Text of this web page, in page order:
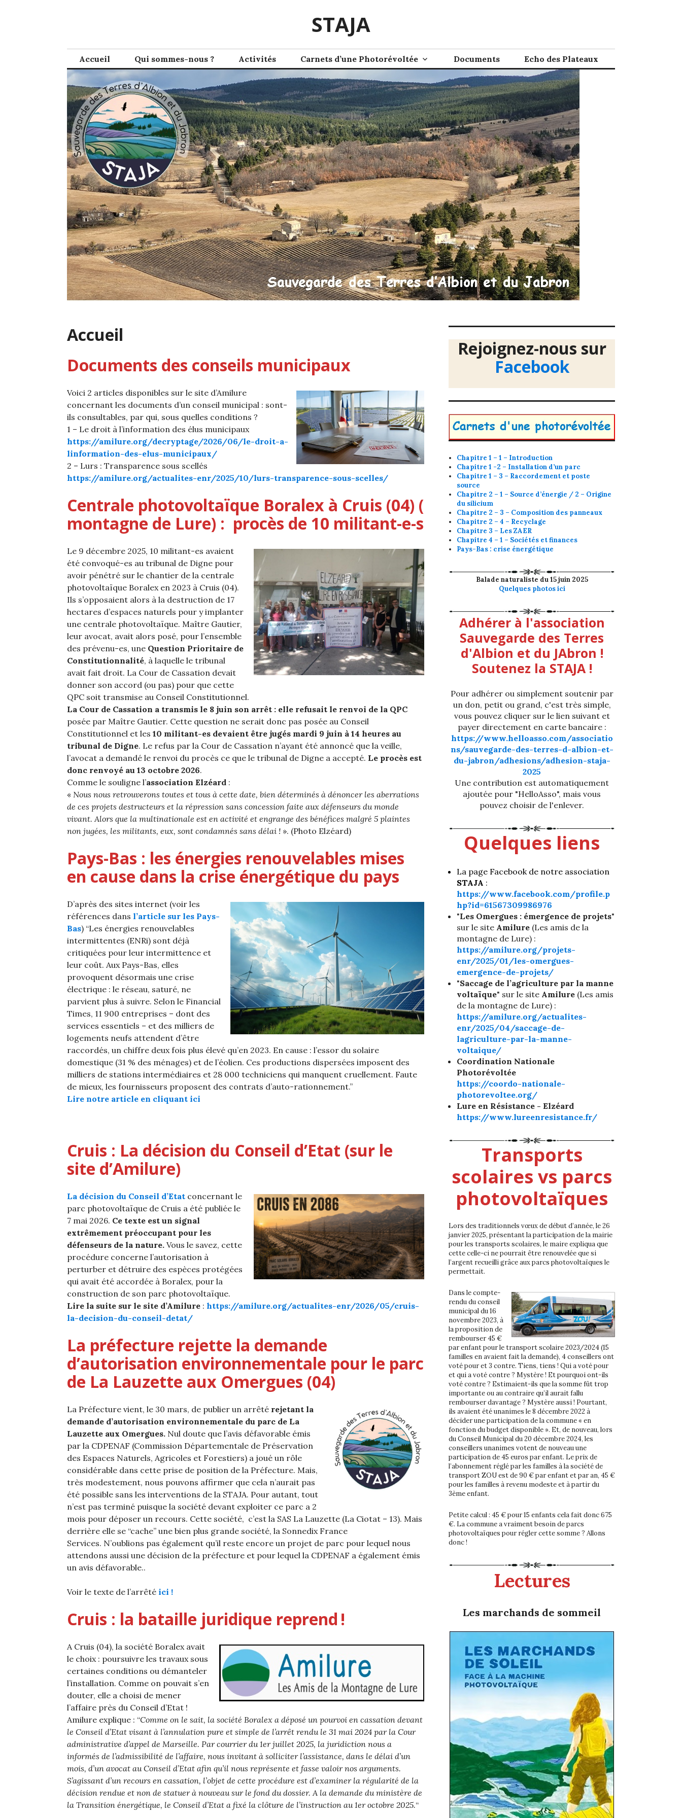
STAJA
Accueil Qui sommes-nous ? Activités Carnets d’une Photorévoltée Documents Echo des Plateaux
Accueil
Documents des conseils municipaux
Voici 2 articles disponibles sur le site d’Amilure
concernant les documents d’un conseil municipal : sont-
ils consultables, par qui, sous quelles conditions ?
1 – Le droit à l’information des élus municipaux
https://amilure.org/decryptage/2026/06/le-droit-a-
linformation-des-elus-municipaux/
2 – Lurs : Transparence sous scellés
https://amilure.org/actualites-enr/2025/10/lurs-transparence-sous-scelles/
Centrale photovoltaïque Boralex à Cruis (04) (
montagne de Lure) : procès de 10 militant-e-s
Le 9 décembre 2025, 10 militant-es avaient
été convoqué-es au tribunal de Digne pour
avoir pénétré sur le chantier de la centrale
photovoltaïque Boralex en 2023 à Cruis (04).
Ils s’opposaient alors à la destruction de 17
hectares d’espaces naturels pour y implanter
une centrale photovoltaïque. Maître Gautier,
leur avocat, avait alors posé, pour l’ensemble
des prévenu-es, une Question Prioritaire de
Constitutionnalité, à laquelle le tribunal
avait fait droit. La Cour de Cassation devait
donner son accord (ou pas) pour que cette
QPC soit transmise au Conseil Constitutionnel.
La Cour de Cassation a transmis le 8 juin son arrêt : elle refusait le renvoi de la QPC
posée par Maître Gautier. Cette question ne serait donc pas posée au Conseil
Constitutionnel et les 10 militant-es devaient être jugés mardi 9 juin à 14 heures au
tribunal de Digne. Le refus par la Cour de Cassation n’ayant été annoncé que la veille,
l’avocat a demandé le renvoi du procès ce que le tribunal de Digne a accepté. Le procès est
donc renvoyé au 13 octobre 2026.
Comme le souligne l’association Elzéard :
« Nous nous retrouverons toutes et tous à cette date, bien déterminés à dénoncer les aberrations
de ces projets destructeurs et la répression sans concession faite aux défenseurs du monde
vivant. Alors que la multinationale est en activité et engrange des bénéfices malgré 5 plaintes
non jugées, les militants, eux, sont condamnés sans délai ! ». (Photo Elzéard)
Pays-Bas : les énergies renouvelables mises
en cause dans la crise énergétique du pays
D’après des sites internet (voir les
références dans l’article sur les Pays-
Bas) “Les énergies renouvelables
intermittentes (ENRi) sont déjà
critiquées pour leur intermittence et
leur coût. Aux Pays-Bas, elles
provoquent désormais une crise
électrique : le réseau, saturé, ne
parvient plus à suivre. Selon le Financial
Times, 11 900 entreprises – dont des
services essentiels – et des milliers de
logements neufs attendent d’être
raccordés, un chiffre deux fois plus élevé qu’en 2023. En cause : l’essor du solaire
domestique (31 % des ménages) et de l’éolien. Ces productions dispersées imposent des
milliers de stations intermédiaires et 28 000 techniciens qui manquent cruellement. Faute
de mieux, les fournisseurs proposent des contrats d’auto-rationnement.”
Lire notre article en cliquant ici
Cruis : La décision du Conseil d’Etat (sur le
site d’Amilure)
La décision du Conseil d’Etat concernant le
parc photovoltaïque de Cruis a été publiée le
7 mai 2026. Ce texte est un signal
extrêmement préoccupant pour les
défenseurs de la nature. Vous le savez, cette
procédure concerne l’autorisation à
perturber et détruire des espèces protégées
qui avait été accordée à Boralex, pour la
construction de son parc photovoltaïque.
Lire la suite sur le site d’Amilure : https://amilure.org/actualites-enr/2026/05/cruis-
la-decision-du-conseil-detat/
La préfecture rejette la demande
d’autorisation environnementale pour le parc
de La Lauzette aux Omergues (04)
La Préfecture vient, le 30 mars, de publier un arrêté rejetant la
demande d’autorisation environnementale du parc de La
Lauzette aux Omergues. Nul doute que l’avis défavorable émis
par la CDPENAF (Commission Départementale de Préservation
des Espaces Naturels, Agricoles et Forestiers) a joué un rôle
considérable dans cette prise de position de la Préfecture. Mais,
très modestement, nous pouvons affirmer que cela n’aurait pas
été possible sans les interventions de la STAJA. Pour autant, tout
n’est pas terminé puisque la société devant exploiter ce parc a 2
mois pour déposer un recours. Cette société, c’est la SAS La Lauzette (La Ciotat – 13). Mais
derrière elle se “cache” une bien plus grande société, la Sonnedix France
Services. N’oublions pas également qu’il reste encore un projet de parc pour lequel nous
attendons aussi une décision de la préfecture et pour lequel la CDPENAF a également émis
un avis défavorable..
Voir le texte de l’arrêté ici !
Cruis : la bataille juridique reprend !
A Cruis (04), la société Boralex avait
le choix : poursuivre les travaux sous
certaines conditions ou démanteler
l’installation. Comme on pouvait s’en
douter, elle a choisi de mener
l’affaire près du Conseil d’Etat !
Amilure explique : “Comme on le sait, la société Boralex a déposé un pourvoi en cassation devant
le Conseil d’Etat visant à l’annulation pure et simple de l’arrêt rendu le 31 mai 2024 par la Cour
administrative d’appel de Marseille. Par courrier du 1er juillet 2025, la juridiction nous a
informés de l’admissibilité de l’affaire, nous invitant à solliciter l’assistance, dans le délai d’un
mois, d’un avocat au Conseil d’Etat afin qu’il nous représente et fasse valoir nos arguments.
S’agissant d’un recours en cassation, l’objet de cette procédure est d’examiner la régularité de la
décision rendue et non de statuer à nouveau sur le fond du dossier. A la demande du ministère de
la Transition énergétique, le Conseil d’Etat a fixé la clôture de l’instruction au 1er octobre 2025.“
Rejoignez-nous sur
Facebook
Chapitre 1 – 1 – Introduction
Chapitre 1 -2 – Installation d’un parc
Chapitre 1 – 3 – Raccordement et poste
source
Chapitre 2 – 1 – Source d’énergie / 2 – Origine
du silicium
Chapitre 2 – 3 – Composition des panneaux
Chapitre 2 – 4 – Recyclage
Chapitre 3 – Les ZAER
Chapitre 4 – 1 – Sociétés et finances
Pays-Bas : crise énergétique
Balade naturaliste du 15 juin 2025
Quelques photos ici
Adhérer à l'association
Sauvegarde des Terres
d'Albion et du JAbron !
Soutenez la STAJA !
Pour adhérer ou simplement soutenir par
un don, petit ou grand, c'est très simple,
vous pouvez cliquer sur le lien suivant et
payer directement en carte bancaire :
https://www.helloasso.com/associatio
ns/sauvegarde-des-terres-d-albion-et-
du-jabron/adhesions/adhesion-staja-
2025
Une contribution est automatiquement
ajoutée pour "HelloAsso", mais vous
pouvez choisir de l'enlever.
Quelques liens
La page Facebook de notre association
STAJA :
https://www.facebook.com/profile.p
hp?id=61567309986976
"Les Omergues : émergence de projets"
sur le site Amilure (Les amis de la
montagne de Lure) :
https://amilure.org/projets-
enr/2025/01/les-omergues-
emergence-de-projets/
"Saccage de l’agriculture par la manne
voltaïque" sur le site Amilure (Les amis
de la montagne de Lure) :
https://amilure.org/actualites-
enr/2025/04/saccage-de-
lagriculture-par-la-manne-
voltaique/
Coordination Nationale
Photorévoltée
https://coordo-nationale-
photorevoltee.org/
Lure en Résistance - Elzéard
https://www.lureenresistance.fr/
Transports
scolaires vs parcs
photovoltaïques
Lors des traditionnels vœux de début d’année, le 26
janvier 2025, présentant la participation de la mairie
pour les transports scolaires, le maire expliqua que
cette celle-ci ne pourrait être renouvelée que si
l’argent recueilli grâce aux parcs photovoltaïques le
permettait.
Dans le compte-
rendu du conseil
municipal du 16
novembre 2023, à
la proposition de
rembourser 45 €
par enfant pour le transport scolaire 2023/2024 (15
familles en avaient fait la demande), 4 conseillers ont
voté pour et 3 contre. Tiens, tiens ! Qui a voté pour
et qui a voté contre ? Mystère ! Et pourquoi ont-ils
voté contre ? Estimaient-ils que la somme fût trop
importante ou au contraire qu’il aurait fallu
rembourser davantage ? Mystère aussi ! Pourtant,
ils avaient été unanimes le 8 décembre 2022 à
décider une participation de la commune « en
fonction du budget disponible ». Et, de nouveau, lors
du Conseil Municipal du 20 décembre 2024, les
conseillers unanimes votent de nouveau une
participation de 45 euros par enfant. Le prix de
l’abonnement réglé par les familles à la société de
transport ZOU est de 90 € par enfant et par an, 45 €
pour les familles à revenu modeste et à partir du
3ème enfant.
Petite calcul : 45 € pour 15 enfants cela fait donc 675
€. La commune a vraiment besoin de parcs
photovoltaïques pour régler cette somme ? Allons
donc !
Lectures
Les marchands de sommeil